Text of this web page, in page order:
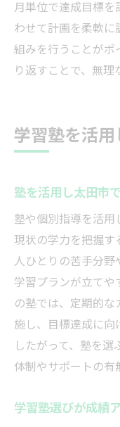
月単位で達成目標を
わせて計画を柔軟に
組みを行うことがポ
り返すことで、無理
学習塾を活
塾を活用し太田市
塾や個別指導を活
現状の学力を把握
人ひとりの苦手分
学習プランが立てや
の塾では、定期的
施し、目標達成に向
したがって、塾を
体制やサポートの有
学習塾選びが成績